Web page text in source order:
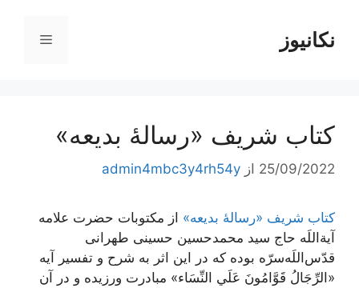
محتوانکانیوز فهرست
کتاب شریف «رسالۀ بدیعه»
25/09/2022 از admin4mbc3y4rh54y
کتاب شریف «رسالۀ بدیعه» از مکتوبات حضرت علامه
آیة‌اللَه حاج سید محمدحسین حسینی طهرانی
قدّس‌اللَه‌سرّه بوده که در این اثر به شرح و تفسير آيه
«الرِّجَالُ قَوَّامُونَ عَلَي‌ النِّسَاء» مبادرت ورزیده و در آن‌